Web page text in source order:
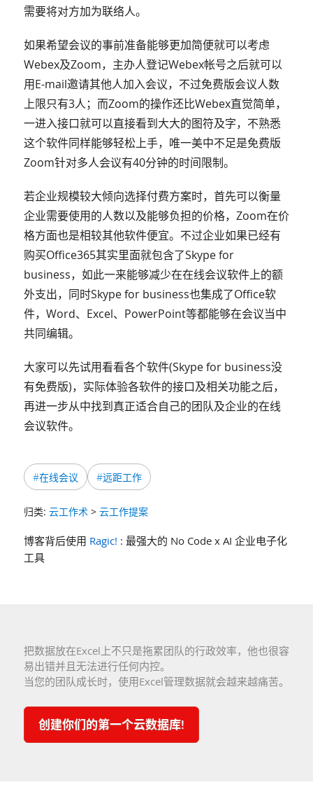
需要将对方加为联络人。
如果希望会议的事前准备能够更加简便就可以考虑
Webex及Zoom，主办人登记Webex帐号之后就可以
用E-mail邀请其他人加入会议，不过免费版会议人数
上限只有3人；而Zoom的操作还比Webex直觉简单，
一进入接口就可以直接看到大大的图符及字，不熟悉
这个软件同样能够轻松上手，唯一美中不足是免费版
Zoom针对多人会议有40分钟的时间限制。
若企业规模较大倾向选择付费方案时，首先可以衡量
企业需要使用的人数以及能够负担的价格，Zoom在价
格方面也是相较其他软件便宜。不过企业如果已经有
购买Office365其实里面就包含了Skype for
business，如此一来能够减少在在线会议软件上的额
外支出，同时Skype for business也集成了Office软
件，Word、Excel、PowerPoint等都能够在会议当中
共同编辑。
大家可以先试用看看各个软件(Skype for business没
有免费版)，实际体验各软件的接口及相关功能之后，
再进一步从中找到真正适合自己的团队及企业的在线
会议软件。
#在线会议 #远距工作
归类: 云工作术> 云工作提案
博客背后使用 Ragic! : 最强大的 No Code x AI 企业电子化
工具
把数据放在Excel上不只是拖累团队的行政效率，他也很容
易出错并且无法进行任何内控。
当您的团队成长时，使用Excel管理数据就会越来越痛苦。
创建你们的第一个云数据库!